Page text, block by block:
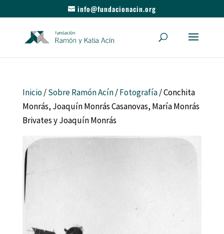
info@fundacionacin.org
Inicio/Sobre Ramón Acín/Fotografía/ Conchita
Monrás, Joaquín Monrás Casanovas, María Monrás
Brivates y Joaquín Monrás